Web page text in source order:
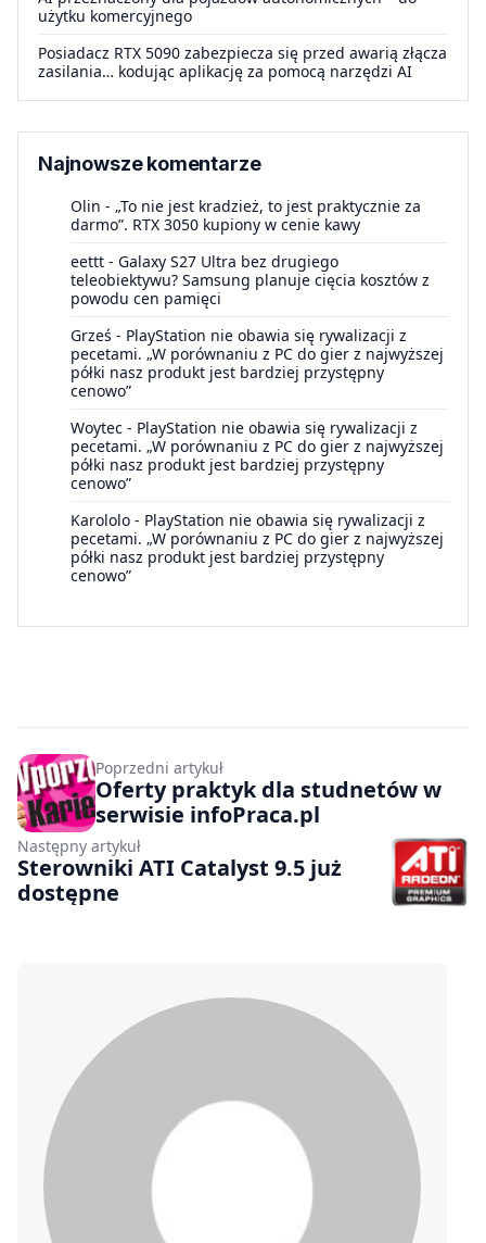
użytku komercyjnego
Posiadacz RTX 5090 zabezpiecza się przed awarią złącza
zasilania… kodując aplikację za pomocą narzędzi AI
Najnowsze komentarze
Olin - „To nie jest kradzież, to jest praktycznie za
darmo”. RTX 3050 kupiony w cenie kawy
eettt - Galaxy S27 Ultra bez drugiego
teleobiektywu? Samsung planuje cięcia kosztów z
powodu cen pamięci
Grześ - PlayStation nie obawia się rywalizacji z
pecetami. „W porównaniu z PC do gier z najwyższej
półki nasz produkt jest bardziej przystępny
cenowo”
Woytec - PlayStation nie obawia się rywalizacji z
pecetami. „W porównaniu z PC do gier z najwyższej
półki nasz produkt jest bardziej przystępny
cenowo”
Karololo - PlayStation nie obawia się rywalizacji z
pecetami. „W porównaniu z PC do gier z najwyższej
półki nasz produkt jest bardziej przystępny
cenowo”
Poprzedni artykuł
Oferty praktyk dla studnetów w
serwisie infoPraca.pl
Następny artykuł
Sterowniki ATI Catalyst 9.5 już
dostępne